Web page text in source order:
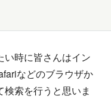
い時に皆さんはイン
などのブラウザか
索を行うと思いま